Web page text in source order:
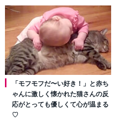
「モフモフだ〜い好き！」と赤ち
ゃんに激しく懐かれた猫さんの反
応がとっても優しくて心が温まる
♡